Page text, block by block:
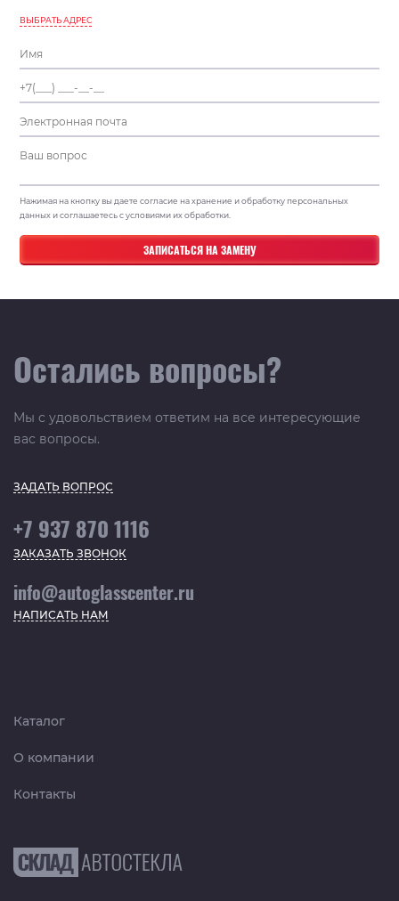
ВЫБРАТЬ АДРЕС
Нажимая на кнопку вы даете согласие на хранение и обработку персональных
данных и соглашаетесь с условиями их обработки.
Остались вопросы?
Мы с удовольствием ответим на все интересующие
вас вопросы.
ЗАДАТЬ ВОПРОС
+7 937 870 1116
ЗАКАЗАТЬ ЗВОНОК
info@autoglasscenter.ru
НАПИСАТЬ НАМ
Каталог
О компании
Контакты